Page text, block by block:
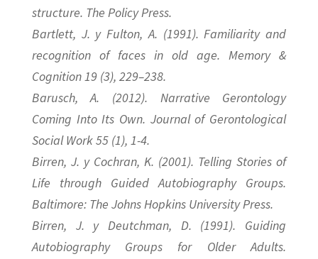
structure. The Policy Press.
Bartlett, J. y Fulton, A. (1991). Familiarity and
recognition of faces in old age. Memory &
Cognition 19 (3), 229–238.
Barusch, A. (2012). Narrative Gerontology
Coming Into Its Own. Journal of Gerontological
Social Work 55 (1), 1-4.
Birren, J. y Cochran, K. (2001). Telling Stories of
Life through Guided Autobiography Groups.
Baltimore: The Johns Hopkins University Press.
Birren, J. y Deutchman, D. (1991). Guiding
Autobiography Groups for Older Adults.